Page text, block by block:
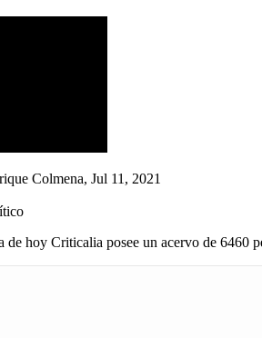
Colmena, Jul 11, 2021
de hoy Criticalia posee un acervo de 6460